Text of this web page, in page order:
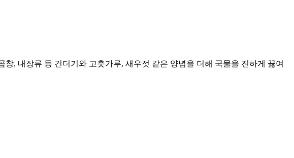
, 내장류 등 건더기와 고춧가루, 새우젓 같은 양념을 더해 국물을 진하게 끓여